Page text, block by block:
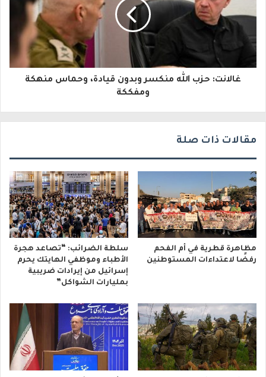
ر
و
غالانت: حزب الله منكسر وبدون قيادة، وحماس منهكة
ومفككة
مقالات ذات صلة
مظاهرة قطرية في أم الفحم
رفضًا لاعتداءات المستوطنين
سلطة الضرائب: “تصاعد هجرة
الأطباء وموظفي الهايتك يحرم
إسرائيل من إيرادات ضريبية
بمليارات الشواكل”